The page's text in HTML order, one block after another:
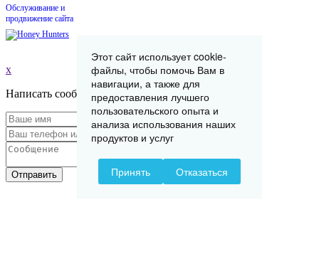
Обслуживание и
продвижение сайта
x
Написать сообщение
Отправить
Этот сайт использует cookie-
файлы, чтобы помочь Вам в
навигации, а также для
предоставления лучшего
пользовательского опыта и
анализа использования наших
продуктов и услуг
Принять Отказаться